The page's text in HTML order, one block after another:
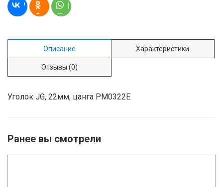
Описание Характеристики
Отзывы (0)
Уголок JG, 22мм, цанга PM0322E
Ранее вы смотрели